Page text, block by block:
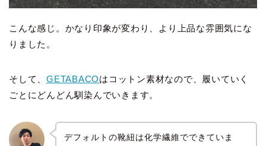
こんな感じ。かなり印象が変わり、より上品な雰囲気にな
りました。
そして、 GETABACOはコットン素材なので、履いていく
ごとにどんどん馴染んでいきます。
デフォルトの靴紐は化学繊維でできていま